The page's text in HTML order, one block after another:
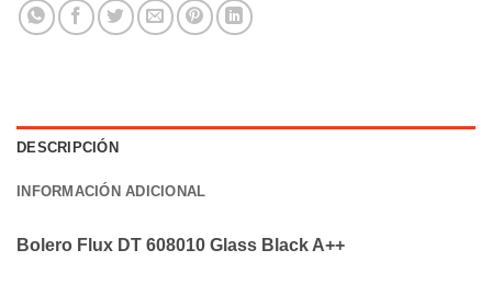
DESCRIPCIÓN
INFORMACIÓN ADICIONAL
Bolero Flux DT 608010 Glass Black A++